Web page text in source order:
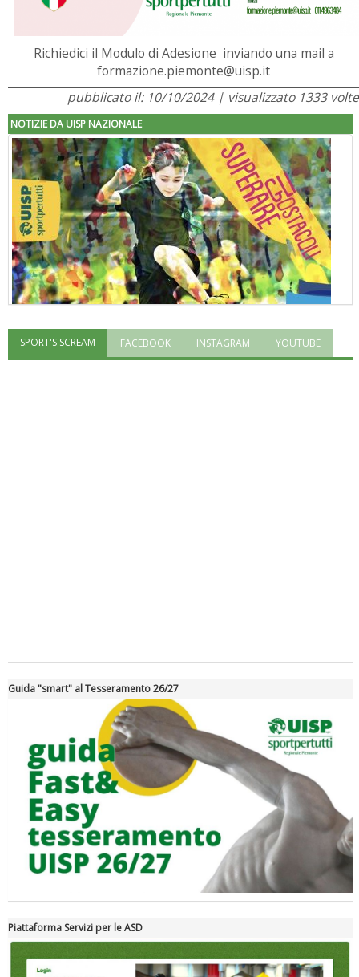
Richiedici il Modulo di Adesione inviando una mail a
formazione.piemonte@uisp.it
pubblicato il: 10/10/2024 | visualizzato 1333 volte
NOTIZIE DA UISP NAZIONALE
"Superare gli ostacoli": la relazione di Tiziano Pesce al CN Uisp
Tiziano Pesce a Radio InBlu2000 traccia il bilancio della stagione
SPORT'S SCREAM FACEBOOK INSTAGRAM YOUTUBE
Guida "smart" al Tesseramento 26/27
Piattaforma Servizi per le ASD